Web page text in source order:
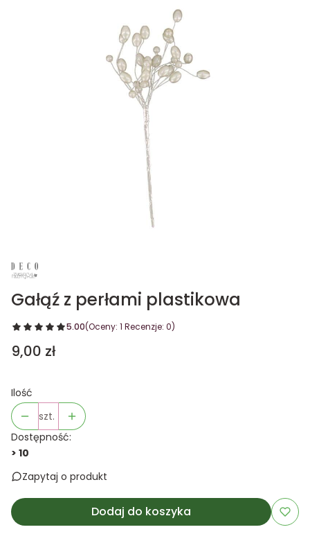
Gałąź z perłami plastikowa
5.00(Oceny: 1 Recenzje: 0)
Cena
9,00 zł
Ilość
szt.
Dostępność:
> 10
Zapytaj o produkt
Dodaj do koszyka